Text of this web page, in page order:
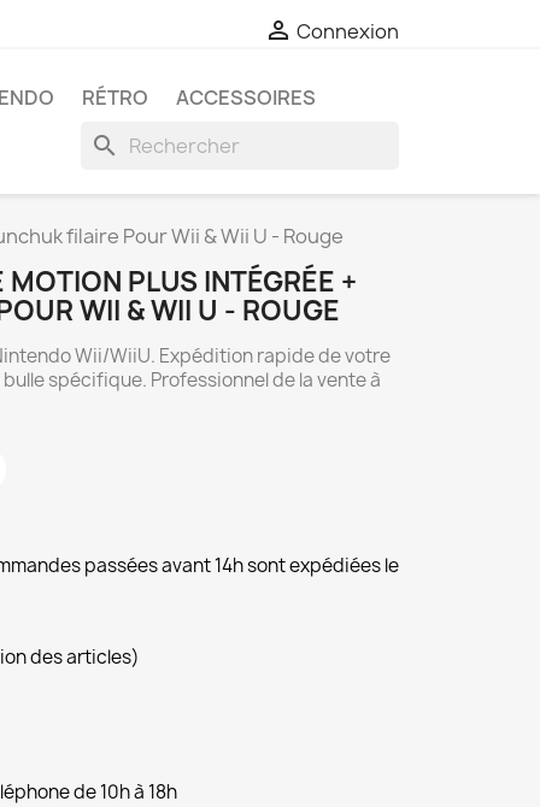
 Connexion
RÉTRO ACCESSOIRES
search
filaire Pour Wii & Wii U - Rouge
PLUS INTÉGRÉE +
WII & WII U - ROUGE
Wii/WiiU. Expédition rapide de votre
spécifique. Professionnel de la vente à
passées avant 14h sont expédiées le
des articles)
de 10h à 18h